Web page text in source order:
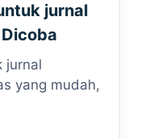
jurnal
jurnal
yang mudah,